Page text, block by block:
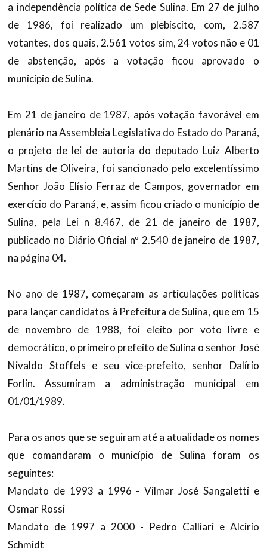
a independência política de Sede Sulina. Em 27 de julho
de 1986, foi realizado um plebiscito, com, 2.587
votantes, dos quais, 2.561 votos sim, 24 votos não e 01
de abstenção, após a votação ficou aprovado o
município de Sulina.
Em 21 de janeiro de 1987, após votação favorável em
plenário na Assembleia Legislativa do Estado do Paraná,
o projeto de lei de autoria do deputado Luiz Alberto
Martins de Oliveira, foi sancionado pelo excelentíssimo
Senhor João Elísio Ferraz de Campos, governador em
exercício do Paraná, e, assim ficou criado o município de
Sulina, pela Lei n 8.467, de 21 de janeiro de 1987,
publicado no Diário Oficial nº 2.540 de janeiro de 1987,
na página 04.
No ano de 1987, começaram as articulações políticas
para lançar candidatos à Prefeitura de Sulina, que em 15
de novembro de 1988, foi eleito por voto livre e
democrático, o primeiro prefeito de Sulina o senhor José
Nivaldo Stoffels e seu vice-prefeito, senhor Dalírio
Forlin. Assumiram a administração municipal em
01/01/1989.
Para os anos que se seguiram até a atualidade os nomes
que comandaram o município de Sulina foram os
seguintes:
Mandato de 1993 a 1996 - Vilmar José Sangaletti e
Osmar Rossi
Mandato de 1997 a 2000 - Pedro Calliari e Alcirio
Schmidt